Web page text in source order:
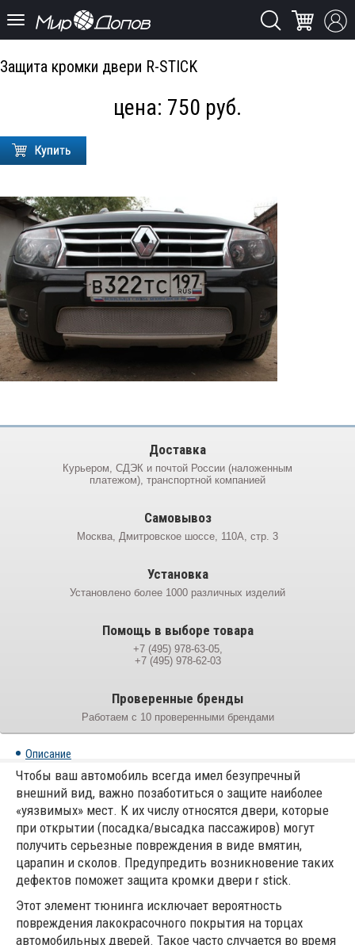
Защита кромки двери R-STICK
цена: 750 руб.
Доставка
Курьером, СДЭК и почтой России (наложенным
платежом), транспортной компанией
Самовывоз
Москва, Дмитровское шоссе, 110А, стр. 3
Установка
Установлено более 1000 различных изделий
Помощь в выборе товара
+7 (495) 978-63-05,
+7 (495) 978-62-03
Проверенные бренды
Работаем с 10 проверенными брендами
Описание
Чтобы ваш автомобиль всегда имел безупречный
внешний вид, важно позаботиться о защите наиболее
«уязвимых» мест. К их числу относятся двери, которые
при открытии (посадка/высадка пассажиров) могут
получить серьезные повреждения в виде вмятин,
царапин и сколов. Предупредить возникновение таких
дефектов поможет защита кромки двери r stick.
Этот элемент тюнинга исключает вероятность
повреждения лакокрасочного покрытия на торцах
автомобильных дверей. Такое часто случается во время